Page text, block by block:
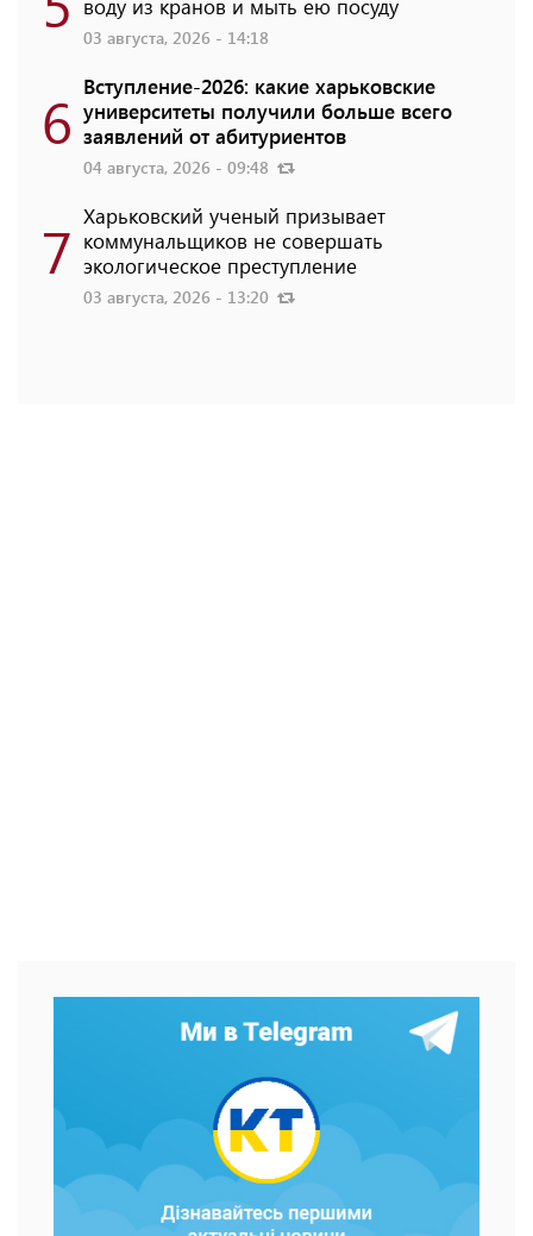
воду из кранов и мыть ею посуду
03 августа, 2026 - 14:18
6 Вступление-2026: какие харьковские
университеты получили больше всего
заявлений от абитуриентов
04 августа, 2026 - 09:48
7 Харьковский ученый призывает
коммунальщиков не совершать
экологическое преступление
03 августа, 2026 - 13:20